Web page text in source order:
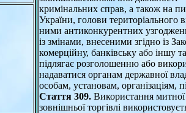
кримінальних справ, а також на
України, голови територіального
ними антиконкурентних
із змінами, внесеними згідно із
комерційну, банківську або іншу
підлягає розголошенню або
надаватися органам державної
особам, установам, організаціям,
Стаття 309. Використання митної
зовнішньої торгівлі